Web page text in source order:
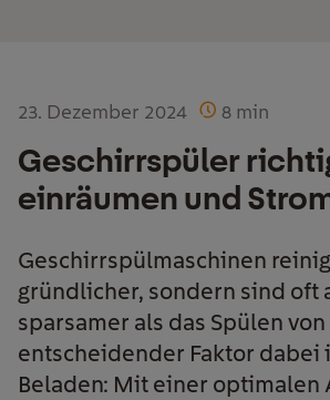
23. Dezember 2024 8 min
Geschirrspüler
einräumen und
Geschirrspülmaschinen
gründlicher, sondern sind oft
sparsamer als das Spülen
entscheidender Faktor dabei
Beladen: Mit einer optimalen